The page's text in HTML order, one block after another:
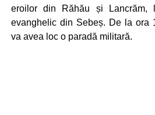
eroilor din Răhău și Lancrăm,
evanghelic din Sebeș. De la ora
va avea loc o paradă militară.